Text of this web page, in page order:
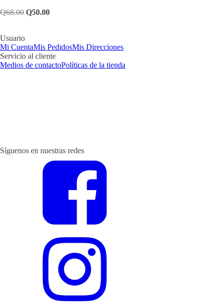
Q68.00 Original
Q50.00Current
Usuario
Mi CuentaMis PedidosMis Direcciones
Servicio al cliente
Medios de contactoPolíticas de la tienda
Síguenos en nuestras redes